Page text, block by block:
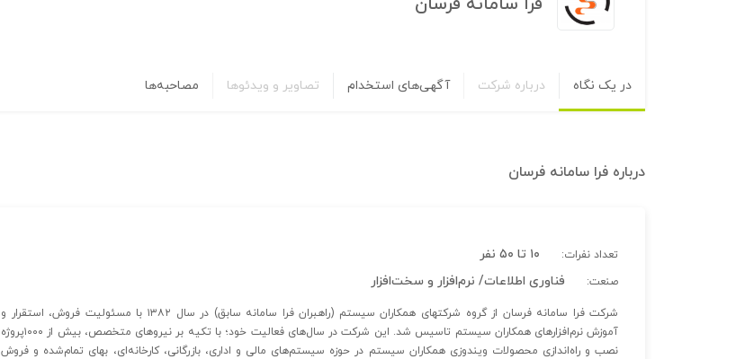
در یک نگاه درباره شرکت آگهی‌های استخدام تصاویر و ویدئوها مصاحبه‌ها
درباره فرا سامانه فرسان
تعداد نفرات: ۱۰ تا ۵۰ نفر
صنعت: فناوری اطلاعات/ نرم‌افزار و سخت‌افزار
شرکت فرا سامانه فرسان از گروه شرکتهای همکاران سیستم (راهبران فرا سامانه سابق) در سال ۱۳۸۲ با مسئولیت فروش، استقرار و
آموزش نرم‌افزارهای همکاران سیستم تاسیس شد. این شرکت در سال‌های فعالیت خود؛ با تکیه بر نیروهای متخصص، بیش از ۱۰۰۰پروژه
نصب و راه‌اندازی محصولات ویندوزی همکاران سیستم در حوزه سیستم‌های مالی و اداری، بازرگانی، کارخانه‌ای، بهای تمام‌شده و فروش